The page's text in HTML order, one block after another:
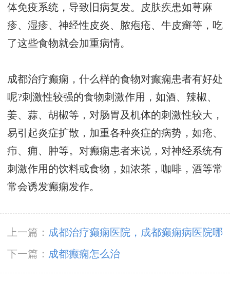
体免疫系统，导致旧病复发。皮肤疾患如荨麻
疹、湿疹、神经性皮炎、脓疱疮、牛皮癣等，吃
了这些食物就会加重病情。
成都治疗癫痫，什么样的食物对癫痫患者有好处
呢?刺激性较强的食物刺激作用，如酒、辣椒、
姜、蒜、胡椒等，对肠胃及机体的刺激性较大，
易引起炎症扩散，加重各种炎症的病势，如疮、
疖、痈、肿等。对癫痫患者来说，对神经系统有
刺激作用的饮料或食物，如浓茶，咖啡，酒等常
常会诱发癫痫发作。
上一篇： 成都治疗癫痫医院，成都癫痫病医院哪
家好?
下一篇： 成都癫痫怎么治